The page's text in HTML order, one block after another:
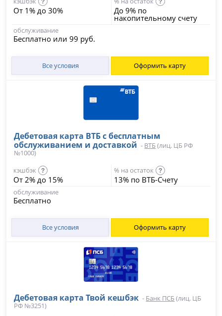
От 1% до 30% До 9% по
накопительному счету
обслуживание
Бесплатно или 99 руб.
Все условия Оформить карту
Дебетовая карта ВТБ с бесплатным
обслуживанием и доставкой - ВТБ(лиц. ЦБ РФ
№1000)
кэшбэк
?
От 2% до 15%
% на остаток ?
13% по ВТБ-Счету
обслуживание
Бесплатно
Все условия Оформить карту
Дебетовая карта Твой кешбэк - Банк ПСБ(лиц. ЦБ
РФ №3251)